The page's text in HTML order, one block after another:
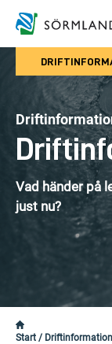
Vad händer på
just nu?
Start / Driftinformation